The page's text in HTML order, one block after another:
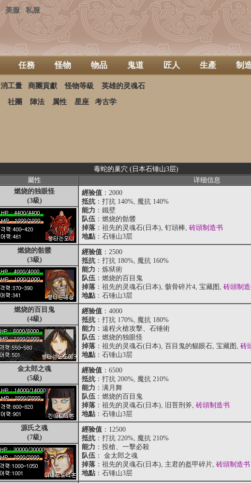
美服 私服
任務 怪物 物品 鬼道 匠人 生產 制
消工量 商團貢獻 怪物等級 英雄的灵魂石
社團 陣法 属性 星座 考古学
毒蛇的巢穴 (日本石锤山3层)
屬性
详细信息
燃烧的独眼怪
(3級)
經验值 ：2000
抵抗 ：打抗 140%, 魔抗 140%
能力 ：鐵壁
队伍 ：燃烧的骷髅
掉落 ：祖先的灵魂石(日本), 钉頭棒, 砖頭制造书
地點 ：石锤山3层
燃烧的骷髅
(3級)
經验值 ：2500
抵抗 ：打抗 180%, 魔抗 160%
能力 ：炼狱術
队伍 ：燃烧的百目鬼
掉落 ：祖先的灵魂石(日本), 骸骨碎片4, 宝藏图, 砖頭制
地點 ：石锤山3层
燃烧的百目鬼
(4級)
經验值 ：4000
抵抗 ：打抗 170%, 魔抗 180%
能力 ：遠程火槍攻擊、石锤術
队伍 ：燃烧的独眼怪
掉落 ：祖先的灵魂石(日本), 百目鬼的貓眼石, 宝藏图, 砖
地點 ：石锤山3层
金太郎之魂
(5級)
經验值 ：6500
抵抗 ：打抗 200%, 魔抗 210%
能力 ：满月舞
队伍 ：燃烧的百目鬼
掉落 ：祖先的灵魂石(日本), 旧苔刑斧, 砖頭制造书
地點 ：石锤山3层
源氏之魂
(7級)
經验值 ：12500
抵抗 ：打抗 220%, 魔抗 210%
能力 ：投槍、一擊必殺
队伍 ： 金太郎之魂
掉落 ：祖先的灵魂石(日本), 主君的盔甲碎片, 砖頭制造书
地點 ：石锤山3层